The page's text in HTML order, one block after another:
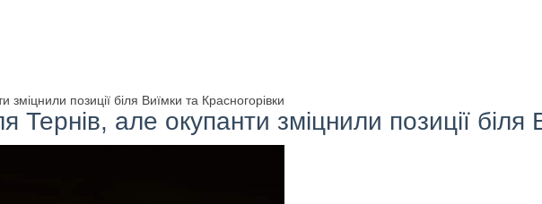
позиції біля Виїмки та Красногорівки
Тернів, але окупанти зміцнили позиції біля